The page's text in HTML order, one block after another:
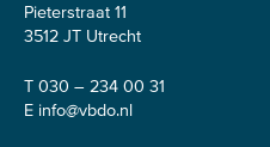
Pieterstraat 11
3512 JT Utrecht
T 030 – 234 00 31
E info@vbdo.nl